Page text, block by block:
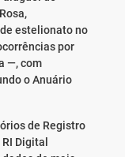
estelionato no
por
—, com
o Anuário
de Registro
Digital